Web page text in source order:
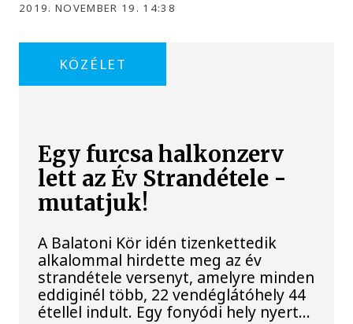
2019. NOVEMBER 19. 14:38
KÖZÉLET
Egy furcsa halkonzerv
lett az Év Strandétele -
mutatjuk!
A Balatoni Kör idén tizenkettedik
alkalommal hirdette meg az év
strandétele versenyt, amelyre minden
eddiginél több, 22 vendéglátóhely 44
étellel indult. Egy fonyódi hely nyert...